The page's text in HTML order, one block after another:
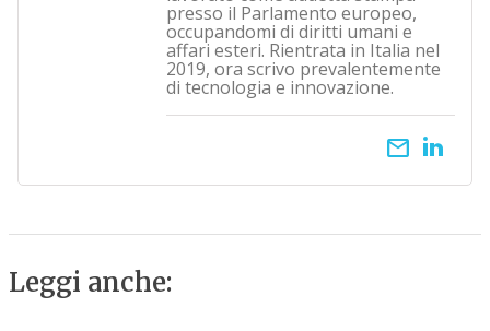
presso il Parlamento europeo,
occupandomi di diritti umani e
affari esteri. Rientrata in Italia nel
2019, ora scrivo prevalentemente
di tecnologia e innovazione.
email
Leggi anche: